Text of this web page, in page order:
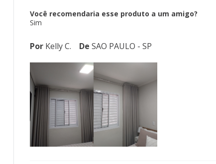
Você recomendaria esse produto a um amigo?
Sim
Por Kelly C. De SAO PAULO - SP